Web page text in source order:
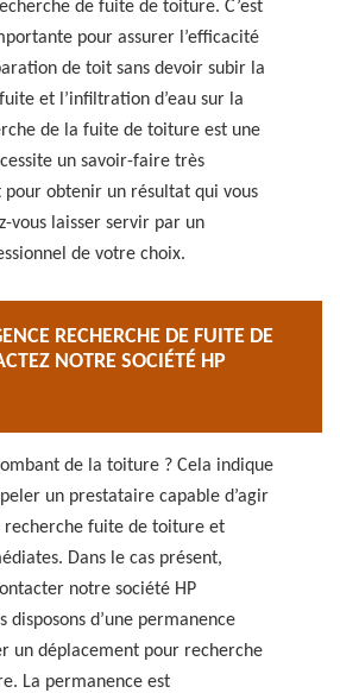
de fuite de toiture. C’est
pour assurer l’efficacité
de toit sans devoir subir la
et l’infiltration d’eau sur la
de la fuite de toiture est une
un savoir-faire très
pour obtenir un résultat qui vous
vous laisser servir par un
de votre choix.
RECHERCHE DE FUITE DE
NOTRE SOCIÉTÉ HP
de la toiture ? Cela indique
un prestataire capable d’agir
recherche fuite de toiture et
Dans le cas présent,
notre société HP
disposons d’une permanence
un déplacement pour recherche
La permanence est